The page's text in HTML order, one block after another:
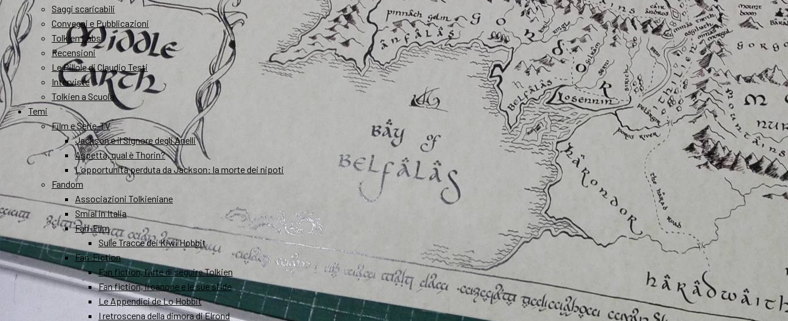
Saggi scaricabili
Convegni e Pubblicazioni
Tolkien Labs
Recensioni
Le Pillole di Claudio Testi
Interviste
Tolkien a Scuola
Temi
Film e Serie-TV
Jackson e il Signore degli Anelli
Aspetta, qual è Thorin?
L’opportunità perduta da Jackson: la morte dei nipoti
Fandom
Associazioni Tolkieniane
Smial in Italia
Fan-Film
Sulle Tracce dei Kiwi Hobbit
Fan-Fiction
Fan fiction, l’arte di seguire Tolkien
Fan fiction, il canone e le sue sfide
Le Appendici de Lo Hobbit
I retroscena della dimora di Elrond